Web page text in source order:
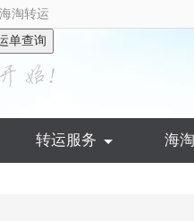
海淘转运
单查询
转运服务 海